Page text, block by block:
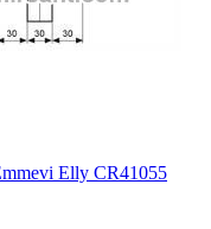
Elly CR41055